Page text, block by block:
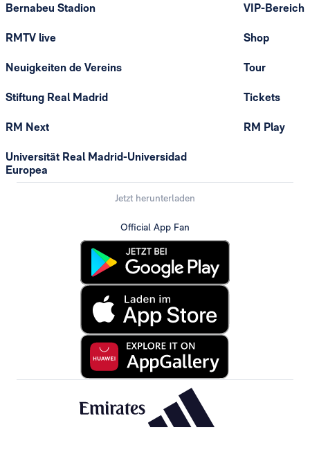
Bernabeu Stadion
RMTV live
Neuigkeiten de Vereins
Stiftung Real Madrid
RM Next
Universität Real Madrid-Universidad
Europea
VIP-Bereich
Shop
Tour
Tickets
RM Play
Jetzt herunterladen
Official App Fan